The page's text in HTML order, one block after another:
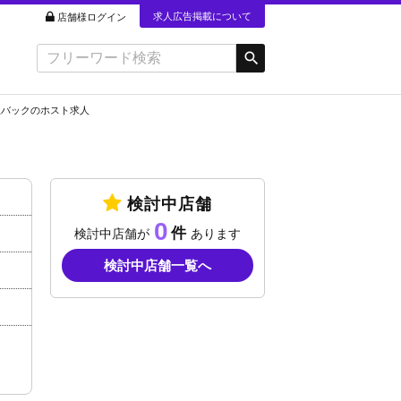
店舗様ログイン 求人広告掲載について
ックのホスト求人
検討中店舗
検討中店舗が 0 あります
検討中店舗一覧へ